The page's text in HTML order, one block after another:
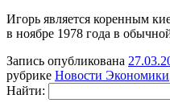
Игорь является коренным
в ноябре 1978 года в
Запись опубликована
рубрике Новости Экономики
Найти: